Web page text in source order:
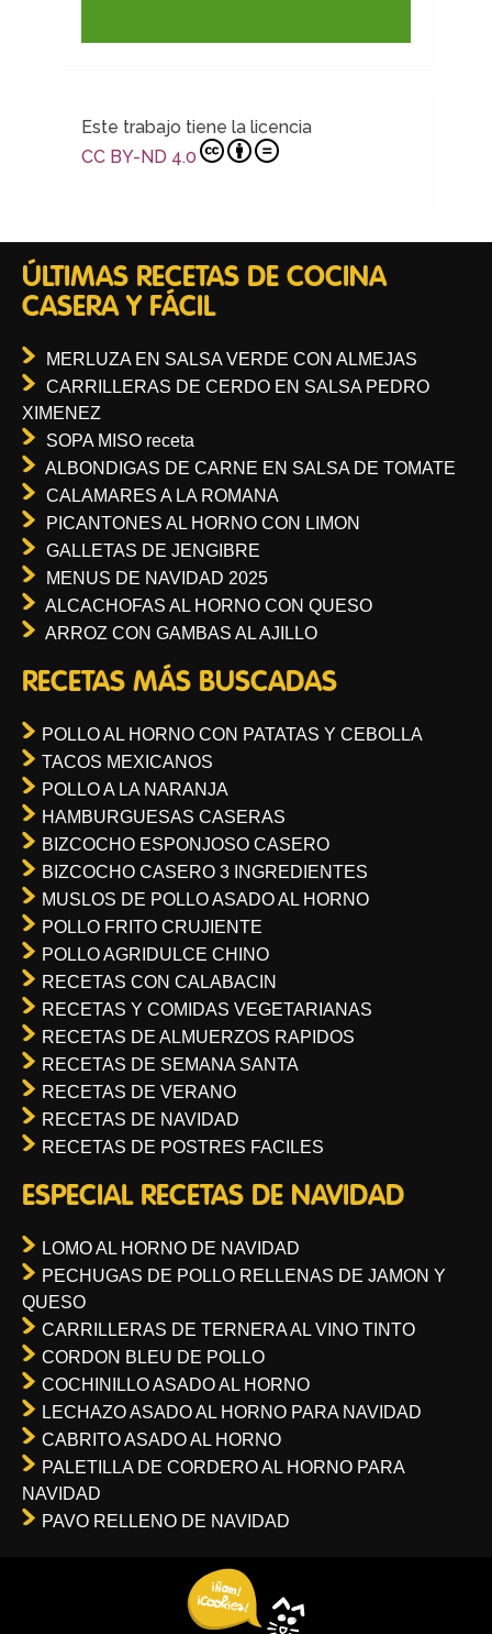
Este trabajo tiene la licencia
CC BY-ND 4.0
ÚLTIMAS RECETAS DE COCINA
CASERA Y FÁCIL
MERLUZA EN SALSA VERDE CON ALMEJAS
CARRILLERAS DE CERDO EN SALSA PEDRO
XIMENEZ
SOPA MISO receta
ALBONDIGAS DE CARNE EN SALSA DE TOMATE
CALAMARES A LA ROMANA
PICANTONES AL HORNO CON LIMON
GALLETAS DE JENGIBRE
MENUS DE NAVIDAD 2025
ALCACHOFAS AL HORNO CON QUESO
ARROZ CON GAMBAS AL AJILLO
RECETAS MÁS BUSCADAS
POLLO AL HORNO CON PATATAS Y CEBOLLA
TACOS MEXICANOS
POLLO A LA NARANJA
HAMBURGUESAS CASERAS
BIZCOCHO ESPONJOSO CASERO
BIZCOCHO CASERO 3 INGREDIENTES
MUSLOS DE POLLO ASADO AL HORNO
POLLO FRITO CRUJIENTE
POLLO AGRIDULCE CHINO
RECETAS CON CALABACIN
RECETAS Y COMIDAS VEGETARIANAS
RECETAS DE ALMUERZOS RAPIDOS
RECETAS DE SEMANA SANTA
RECETAS DE VERANO
RECETAS DE NAVIDAD
RECETAS DE POSTRES FACILES
ESPECIAL RECETAS DE NAVIDAD
LOMO AL HORNO DE NAVIDAD
PECHUGAS DE POLLO RELLENAS DE JAMON Y
QUESO
CARRILLERAS DE TERNERA AL VINO TINTO
CORDON BLEU DE POLLO
COCHINILLO ASADO AL HORNO
LECHAZO ASADO AL HORNO PARA NAVIDAD
CABRITO ASADO AL HORNO
PALETILLA DE CORDERO AL HORNO PARA
NAVIDAD
PAVO RELLENO DE NAVIDAD